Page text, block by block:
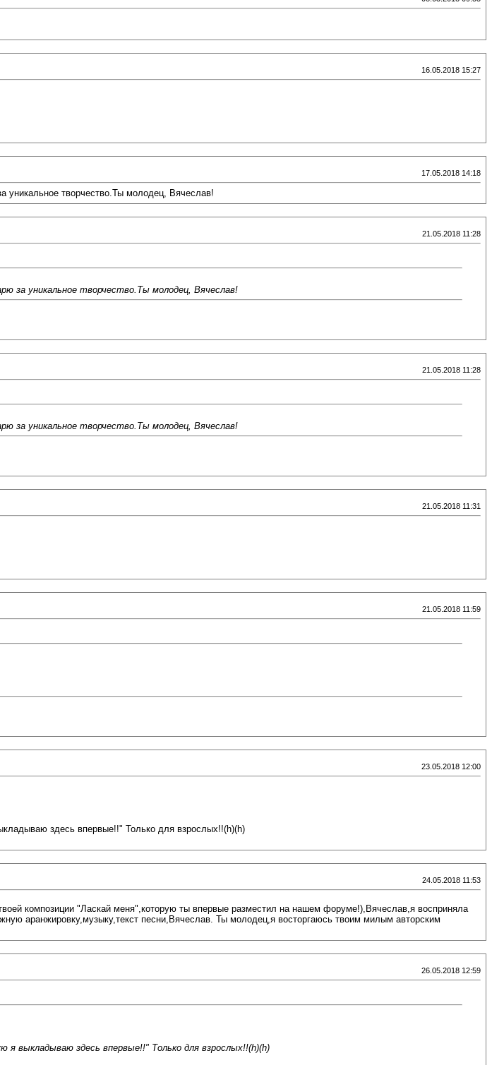
16.05.2018 15:27
17.05.2018 14:18
уникальное творчество.Ты молодец, Вячеслав!
21.05.2018 11:28
за уникальное творчество.Ты молодец, Вячеслав!
21.05.2018 11:28
за уникальное творчество.Ты молодец, Вячеслав!
21.05.2018 11:31
21.05.2018 11:59
23.05.2018 12:00
здесь впервые!!" Только для взрослых!!(h)(h)
24.05.2018 11:53
композиции "Ласкай меня",которую ты впервые разместил на нашем форуме!),Вячеслав,я восприняла
аранжировку,музыку,текст песни,Вячеслав. Ты молодец,я восторгаюсь твоим милым авторским
26.05.2018 12:59
я выкладываю здесь впервые!!" Только для взрослых!!(h)(h)